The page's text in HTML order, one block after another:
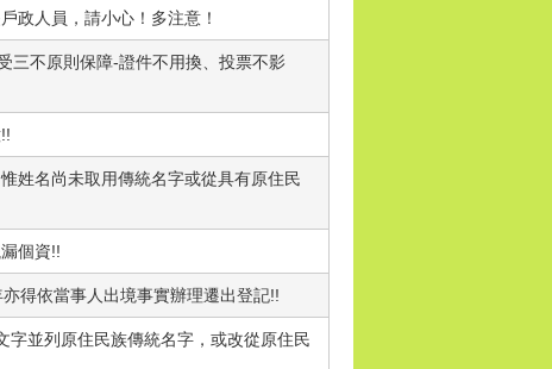
政人員，請小心！多注意！
不原則保障-證件不用換、投票不影
姓名尚未取用傳統名字或從具有原住民
個資!!
得依當事人出境事實辦理遷出登記!!
並列原住民族傳統名字，或改從原住民